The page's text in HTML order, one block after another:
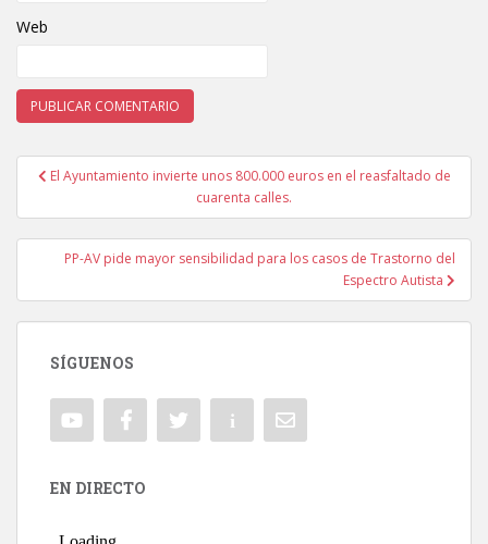
Web
Navegación de entradas
El Ayuntamiento invierte unos 800.000 euros en el reasfaltado de
cuarenta calles.
PP-AV pide mayor sensibilidad para los casos de Trastorno del
Espectro Autista
SÍGUENOS
EN DIRECTO